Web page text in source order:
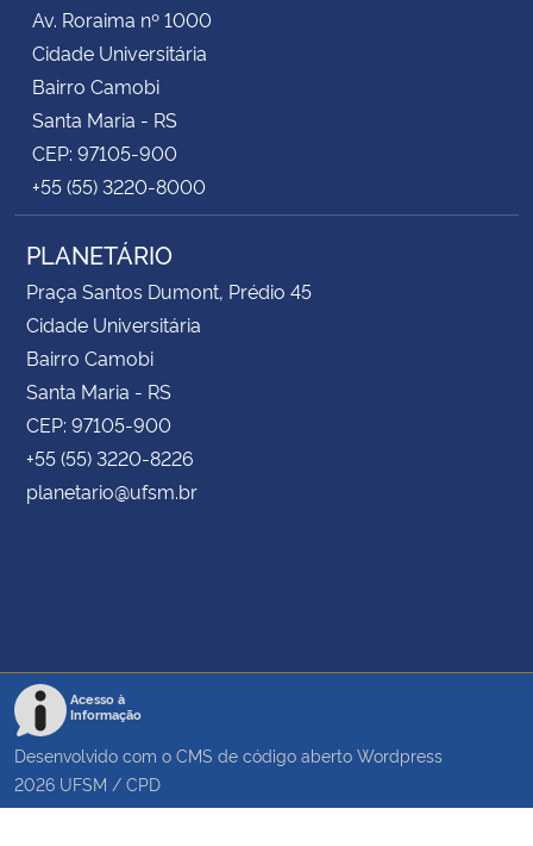
Av. Roraima nº 1000
Cidade Universitária
Bairro Camobi
Santa Maria - RS
CEP: 97105-900
+55 (55) 3220-8000
PLANETÁRIO
Praça Santos Dumont, Prédio 45
Cidade Universitária
Bairro Camobi
Santa Maria - RS
CEP: 97105-900
+55 (55) 3220-8226
planetario@ufsm.br
Acesso à
Informação
Desenvolvido com o CMS de código aberto Wordpress
2026 UFSM / CPD